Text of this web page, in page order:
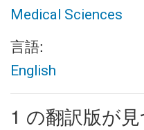
Medical Sciences
言語:
English
1 の翻訳版が